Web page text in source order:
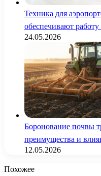
Техника для
обеспечивают
24.05.2026
Боронование почвы
преимущества и
12.05.2026
Похожее